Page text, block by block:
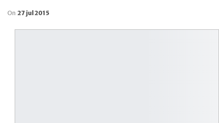
On 27 jul 2015